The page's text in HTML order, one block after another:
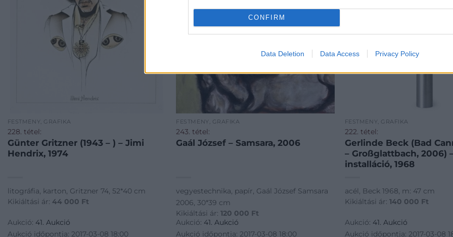
CONFIRM
Data Deletion Data Access Privacy Policy
FESTMÉNY, GRAFIKA
228. tétel:
Günter Gritzner (1943 – ) – Jimi
Hendrix, 1974
litográfia, karton, Gritzner 74, 52*40 cm
Kikiáltási ár: 44 000 Ft
Aukció: 41. Aukció
Aukció időpontja: 2017-03-08 18:00
FESTMÉNY, GRAFIKA
243. tétel:
Gaál József – Samsara, 2006
vegyestechnika, papír, Gaál József Samsara
2006, 30*39 cm
Kikiáltási ár:120 000 Ft
Aukció: 41. Aukció
Aukció időpontja: 2017-03-08 18:00
FESTMÉNY, GRAFIKA
222. tétel:
Gerlinde Beck (Bad
– Großglattbach, 2006)
installáció, 1968
acél, Beck 1968, m: 47 cm
Kikiáltási ár: 140 000 Ft
Aukció: 41. Aukció
Aukció időpontja: 2017-03-08